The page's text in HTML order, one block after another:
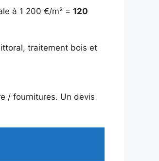
à 1 200 €/m² = 120
traitement bois et
/ fournitures. Un devis